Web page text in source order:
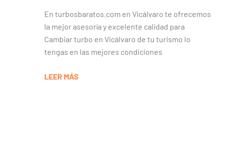
En turbosbaratos.com en Vicálvaro te ofrecemos
la mejor asesoría y excelente calidad para
Cambiar turbo en Vicálvaro de tu turismo lo
tengas en las mejores condiciones
LEER MÁS